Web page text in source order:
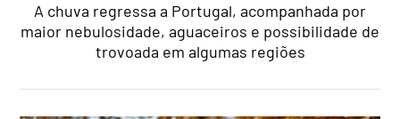
A chuva regressa a Portugal, acompanhada por
maior nebulosidade, aguaceiros e possibilidade de
trovoada em algumas regiões